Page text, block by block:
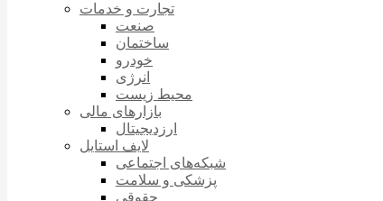
تجارت و خدمات
صنعت
ساختمان
خودرو
انرژی
محیط زیست
بازارهای مالی
ارزدیجیتال
لایف استایل
شبکه‌های اجتماعی
پزشکی و سلامت
حقوقی